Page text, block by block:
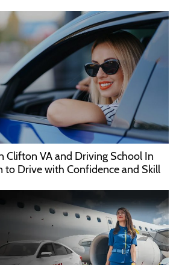
Clifton VA and Driving School In
to Drive with Confidence and Skill